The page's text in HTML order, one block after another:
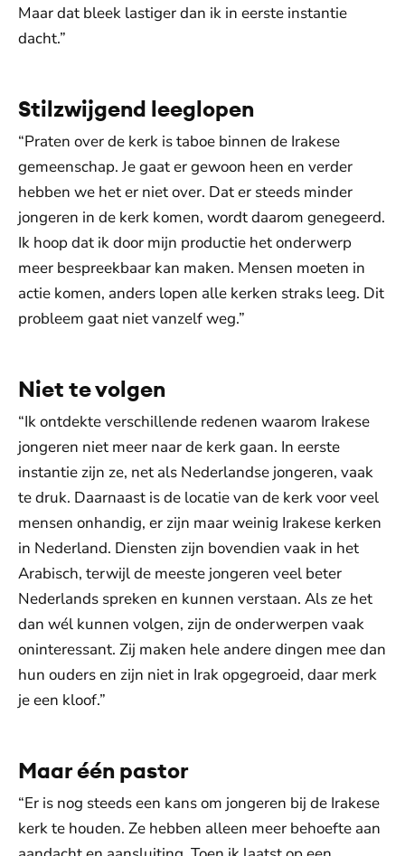
Maar dat bleek lastiger dan ik in eerste instantie
dacht.”
Stilzwijgend leeglopen
“Praten over de kerk is taboe binnen de Irakese
gemeenschap. Je gaat er gewoon heen en verder
hebben we het er niet over. Dat er steeds minder
jongeren in de kerk komen, wordt daarom genegeerd.
Ik hoop dat ik door mijn productie het onderwerp
meer bespreekbaar kan maken. Mensen moeten in
actie komen, anders lopen alle kerken straks leeg. Dit
probleem gaat niet vanzelf weg.”
Niet te volgen
“Ik ontdekte verschillende redenen waarom Irakese
jongeren niet meer naar de kerk gaan. In eerste
instantie zijn ze, net als Nederlandse jongeren, vaak
te druk. Daarnaast is de locatie van de kerk voor veel
mensen onhandig, er zijn maar weinig Irakese kerken
in Nederland. Diensten zijn bovendien vaak in het
Arabisch, terwijl de meeste jongeren veel beter
Nederlands spreken en kunnen verstaan. Als ze het
dan wél kunnen volgen, zijn de onderwerpen vaak
oninteressant. Zij maken hele andere dingen mee dan
hun ouders en zijn niet in Irak opgegroeid, daar merk
je een kloof.”
Maar één pastor
“Er is nog steeds een kans om jongeren bij de Irakese
kerk te houden. Ze hebben alleen meer behoefte aan